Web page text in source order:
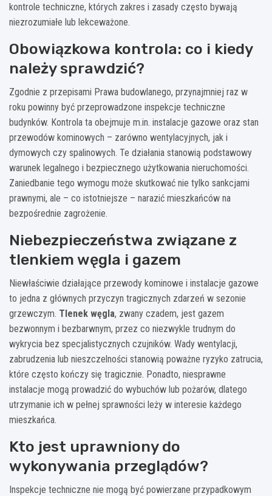
kontrole techniczne, których zakres i zasady często bywają
niezrozumiałe lub lekceważone.
Obowiązkowa kontrola: co i kiedy
należy sprawdzić?
Zgodnie z przepisami Prawa budowlanego, przynajmniej raz w
roku powinny być przeprowadzone inspekcje techniczne
budynków. Kontrola ta obejmuje m.in. instalacje gazowe oraz stan
przewodów kominowych – zarówno wentylacyjnych, jak i
dymowych czy spalinowych. Te działania stanowią podstawowy
warunek legalnego i bezpiecznego użytkowania nieruchomości.
Zaniedbanie tego wymogu może skutkować nie tylko sankcjami
prawnymi, ale – co istotniejsze – narazić mieszkańców na
bezpośrednie zagrożenie.
Niebezpieczeństwa związane z
tlenkiem węgla i gazem
Niewłaściwie działające przewody kominowe i instalacje gazowe
to jedna z głównych przyczyn tragicznych zdarzeń w sezonie
grzewczym. Tlenek węgla, zwany czadem, jest gazem
bezwonnym i bezbarwnym, przez co niezwykle trudnym do
wykrycia bez specjalistycznych czujników. Wady wentylacji,
zabrudzenia lub nieszczelności stanowią poważne ryzyko zatrucia,
które często kończy się tragicznie. Ponadto, niesprawne
instalacje mogą prowadzić do wybuchów lub pożarów, dlatego
utrzymanie ich w pełnej sprawności leży w interesie każdego
mieszkańca.
Kto jest uprawniony do
wykonywania przeglądów?
Inspekcje techniczne nie mogą być powierzane przypadkowym